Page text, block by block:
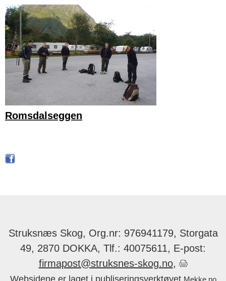
Romsdalseggen
Struksnæs Skog, Org.nr: 976941179, Storgata
49, 2870 DOKKA, Tlf.: 40075611, E-post:
firmapost@struksnes-skog.no,
Websidene er laget i publiseringsverktøyet Mekke.no